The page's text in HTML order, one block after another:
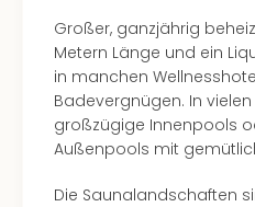
Großer, ganzjährig
Metern Länge und ein
in manchen
Badevergnügen. In
großzügige Innenpools
Außenpools mit
Die Saunalandschaften